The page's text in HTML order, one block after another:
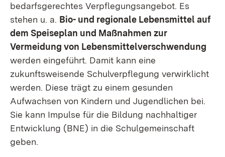
bedarfsgerechtes Verpflegungsangebot. Es
stehen u. a. Bio- und regionale Lebensmittel auf
dem Speiseplan und Maßnahmen zur
Vermeidung von Lebensmittelverschwendung
werden eingeführt. Damit kann eine
zukunftsweisende Schulverpflegung verwirklicht
werden. Diese trägt zu einem gesunden
Aufwachsen von Kindern und Jugendlichen bei.
Sie kann Impulse für die Bildung nachhaltiger
Entwicklung (BNE) in die Schulgemeinschaft
geben.